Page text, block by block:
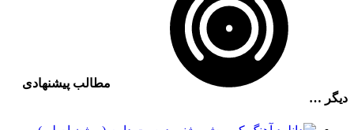
مطالب پیشنهادی
دیگر …